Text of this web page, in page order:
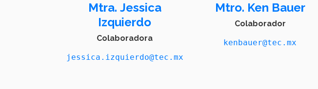
Mtra. Jessica
Izquierdo
Colaboradora
jessica.izquierdo@tec.mx
Mtro. Ken Bauer
Colaborador
kenbauer@tec.mx